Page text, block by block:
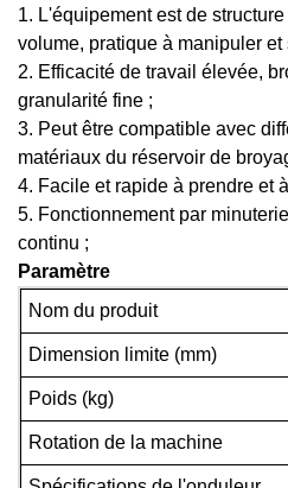
1. L'équipement est de
volume, pratique à manipuler et
2. Efficacité de travail élevée,
granularité fine ;
3. Peut être compatible avec
matériaux du réservoir de
4. Facile et rapide à prendre et
5. Fonctionnement par
continu ;
Paramètre
Nom du produit
Dimension limite (mm)
Poids (kg)
Rotation de la machine